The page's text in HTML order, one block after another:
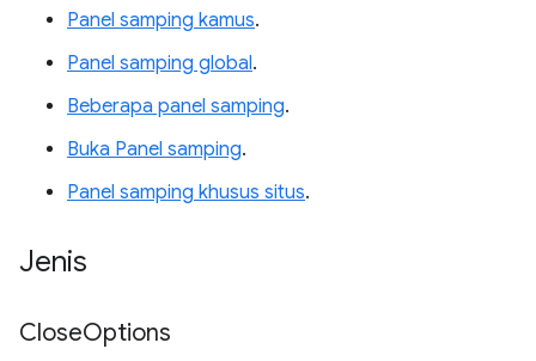
Panel samping kamus.
Panel samping global.
Beberapa panel samping.
Buka Panel samping.
Panel samping khusus situs.
Jenis
CloseOptions